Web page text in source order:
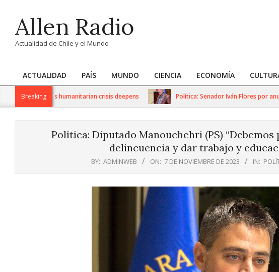
contentAllen Radio
Actualidad de Chile y el Mundo
Primary
Navigation
ACTUALIDAD PAÍS MUNDO CIENCIA ECONOMÍA
Breaking
sanctions as humanitarian crisis deepens Política: Senador Iván Flores por
Política: Diputado Manouchehri (PS)
delincuencia y dar trabajo y
BY: ADMINWEB ON: 7 DE NOVIEMBRE DE 2023 IN: